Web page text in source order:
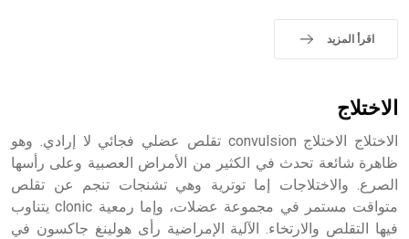
sign تكتب منفصلة غير متصلة، وتعتمد المبدأ الأكوروفوني،اقرأ المزيد
الاختلاج
الاختلاج الاختلاج convulsion تقلص عضلي فجائي لا إرادي. وهو
ظاهرة شائعة تحدث في الكثير من الأمراض العصبية وعلى رأسها
الصرع. والاختلاجات إما توترية وهي تشنجات تنجم عن تقلص
متواقت مستمر في مجموعة عضلات، وإما رمعية clonic يتناوب
فيها التقلص والارتخاء. الآلية الإمراضية رأى هولينغ جاكسون في